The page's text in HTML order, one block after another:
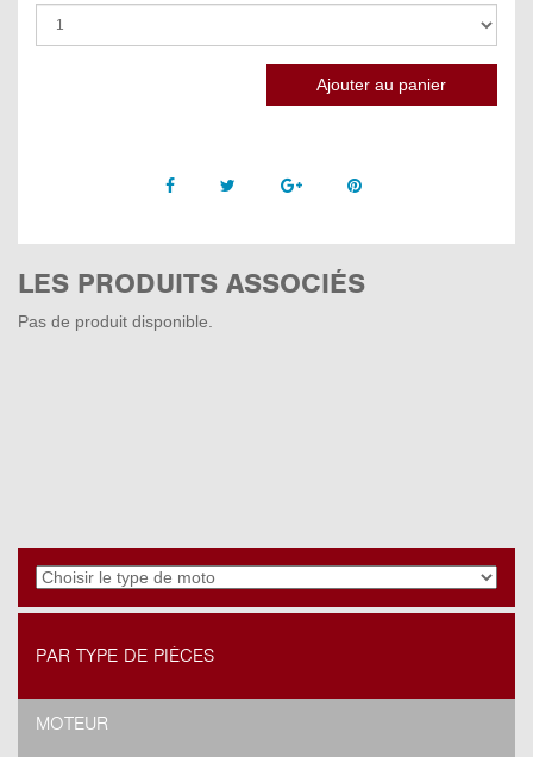
Facebook Twitter Google +Pinterest
LES PRODUITS ASSOCIÉS
Pas de produit disponible.
PAR TYPE DE PIÈCES
MOTEUR